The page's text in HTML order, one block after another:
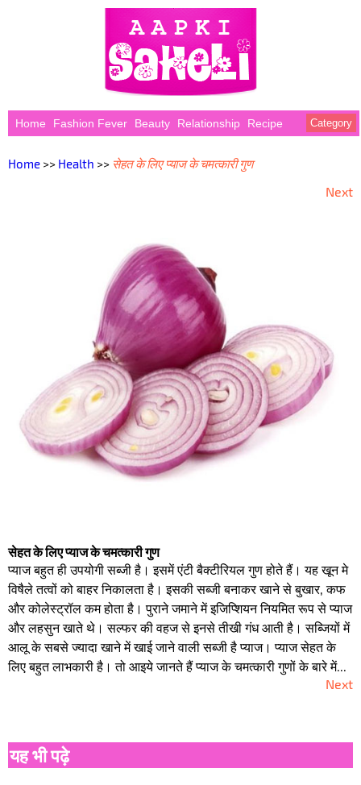
Home Fashion Fever Beauty Relationship Recipe Category
Home >> Health >> सेहत के लिए प्याज के चमत्कारी गुण
Next
सेहत के लिए प्याज के चमत्कारी गुण
प्याज बहुत ही उपयोगी सब्जी है। इसमें एंटी बैक्टीरियल गुण होते हैं। यह खून मे
विषैले तत्वों को बाहर निकालता है। इसकी सब्जी बनाकर खाने से बुखार, कफ
और कोलेस्ट्रॉल कम होता है। पुराने जमाने में इजिप्शियन नियमित रूप से प्याज
और लहसुन खाते थे। सल्फर की वहज से इनसे तीखी गंध आती है। सब्जियों में
आलू के सबसे ज्यादा खाने में खाई जाने वाली सब्जी है प्याज। प्याज सेहत के
लिए बहुत लाभकारी है। तो आइये जानते हैं प्याज के चमत्कारी गुणों के बारे में...
Next
यह भी पढ़े